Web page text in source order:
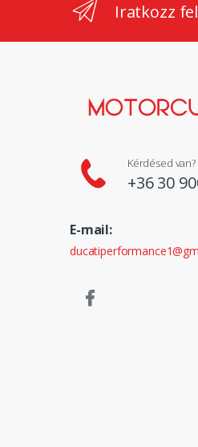
Iratkozz
Kérdésed
+36 30
E-mail: